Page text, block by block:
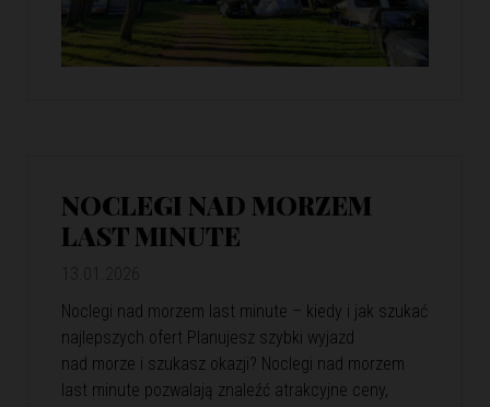
NOCLEGI NAD MORZEM
LAST MINUTE
Noclegi nad morzem last minute – kiedy i jak szukać
najlepszych ofert Planujesz szybki wyjazd
nad morze i szukasz okazji? Noclegi nad morzem
last minute pozwalają znaleźć atrakcyjne ceny,